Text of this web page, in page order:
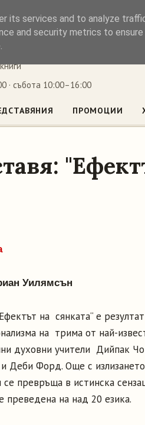
· събота 10:00–16:00
ПРОМОЦИИ
Уилямсън
на сянката“ е
на трима от най-
духовни учители Дийпак
Деби Форд. Още с
се превръща в истинска
преведена на над 20 езика.
its services and to analyze
and security metrics to